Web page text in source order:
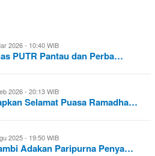
2026 - 10:40 WIB
PUTR Pantau dan Perba…
2026 - 20:13 WIB
Selamat Puasa Ramadha…
2025 - 19:50 WIB
Adakan Paripurna Penya…